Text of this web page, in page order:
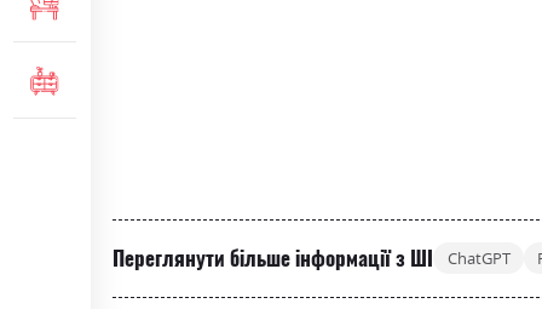
Переглянути більше інформації з ШІ ChatGPT